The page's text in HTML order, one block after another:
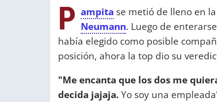
P ampita se metió de lleno en
Neumann. Luego de
había elegido como posible
posición, ahora la top dio su
"Me encanta que los dos me
decida jajaja.Yo soy una